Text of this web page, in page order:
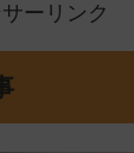
ーリンク